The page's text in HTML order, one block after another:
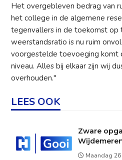
Het overgebleven bedrag van
het college in de algemene
tegenvallers in de toekomst op
weerstandsratio is nu ruim
voorgestelde toevoeging komt
niveau. Alles bij elkaar zijn wij
overhouden."
LEES OOK
Zware
Maandag